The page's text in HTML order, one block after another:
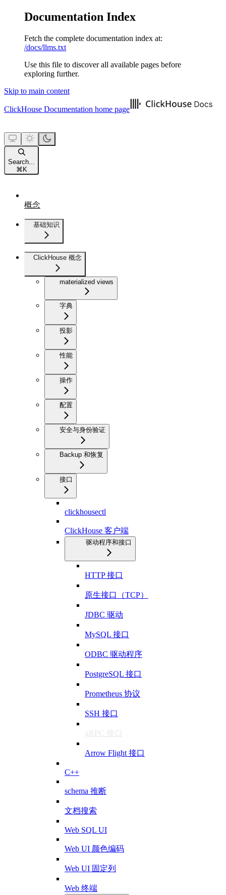
Documentation Index
Fetch the complete documentation index at:
/docs/llms.txt
Use this file to discover all available pages before
exploring further.
Skip to main content
ClickHouse Documentation home page
Search...
⌘ K
概念
基础知识
ClickHouse 概念
materialized views
字典
投影
性能
操作
配置
安全与身份验证
Backup 和恢复
接口
clickhousectl
ClickHouse 客户端
驱动程序和接口
HTTP 接口
原生接口（TCP）
JDBC 驱动
MySQL 接口
ODBC 驱动程序
PostgreSQL 接口
Prometheus 协议
SSH 接口
gRPC 接口
Arrow Flight 接口
C++
schema 推断
文档搜索
Web SQL UI
Web UI 颜色编码
Web UI 固定列
Web 终端